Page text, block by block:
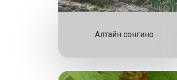
Алтайн сонгино